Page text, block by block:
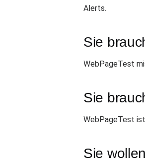
Alerts.
Sie
WebPageTest
Sie
WebPageTest
Sie